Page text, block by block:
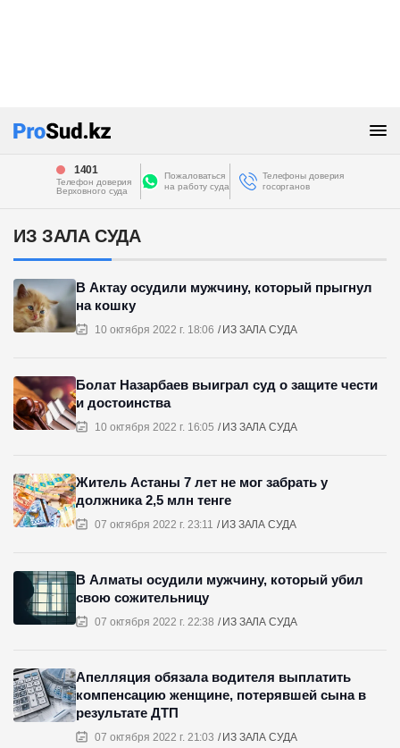
1401
Телефон доверия
Верховного суда
Пожаловаться
на работу суда
Телефоны доверия
госорганов
ИЗ ЗАЛА СУДА
10 октября 2022 г. 18:06 ИЗ ЗАЛА СУДА
В Актау осудили мужчину, который прыгнул
на кошку
10 октября 2022 г. 16:05 ИЗ ЗАЛА СУДА
Болат Назарбаев выиграл суд о защите чести
и достоинства
07 октября 2022 г. 23:11 ИЗ ЗАЛА СУДА
Житель Астаны 7 лет не мог забрать у
должника 2,5 млн тенге
07 октября 2022 г. 22:38 ИЗ ЗАЛА СУДА
В Алматы осудили мужчину, который убил
свою сожительницу
07 октября 2022 г. 21:03 ИЗ ЗАЛА СУДА
Апелляция обязала водителя выплатить
компенсацию женщине, потерявшей сына в
результате ДТП